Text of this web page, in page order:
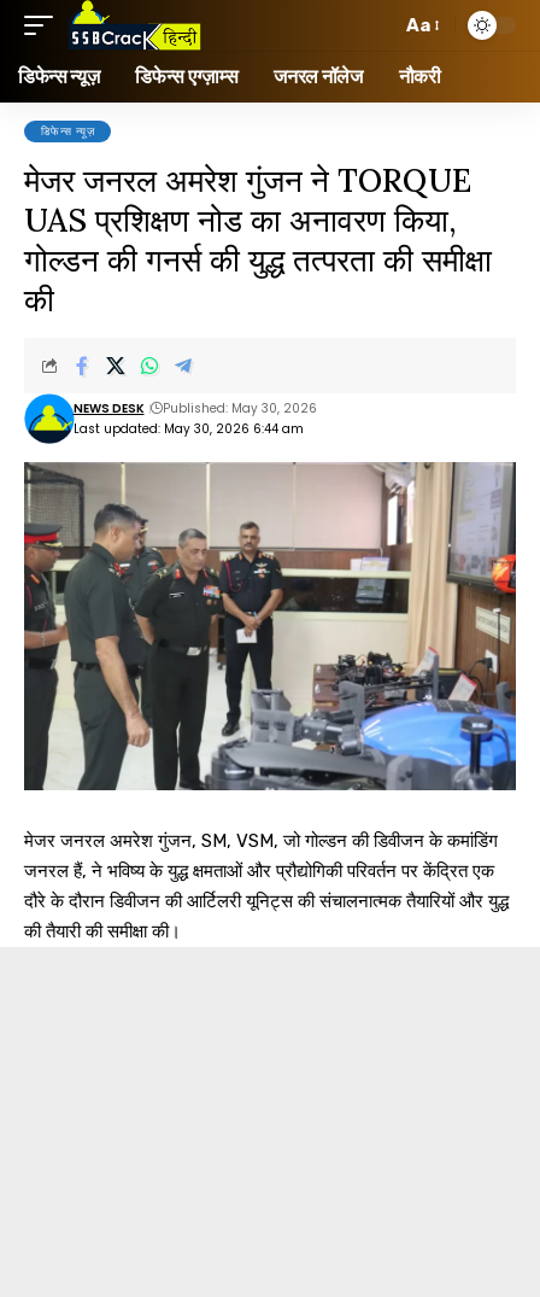
Aa
डिफेन्स न्यूज़ डिफेन्स एग्ज़ाम्स जनरल नॉलेज नौकरी
डिफेन्स न्यूज़
मेजर जनरल अमरेश गुंजन ने TORQUE
UAS प्रशिक्षण नोड का अनावरण किया,
गोल्डन की गनर्स की युद्ध तत्परता की समीक्षा
की
Last updated: May 30, 2026 6:44 am
NEWS DESK Published: May 30, 2026
मेजर जनरल अमरेश गुंजन, SM, VSM, जो गोल्डन की डिवीजन के कमांडिंग
जनरल हैं, ने भविष्य के युद्ध क्षमताओं और प्रौद्योगिकी परिवर्तन पर केंद्रित एक
दौरे के दौरान डिवीजन की आर्टिलरी यूनिट्स की संचालनात्मक तैयारियों और युद्ध
की तैयारी की समीक्षा की।